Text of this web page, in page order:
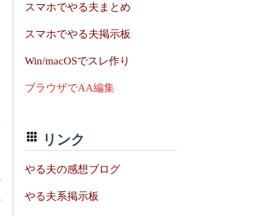
スマホでやる夫まとめ
スマホでやる夫掲示板
Win/macOSでスレ作り
ブラウザでAA編集
リンク
やる夫の感想ブログ
やる夫系掲示板